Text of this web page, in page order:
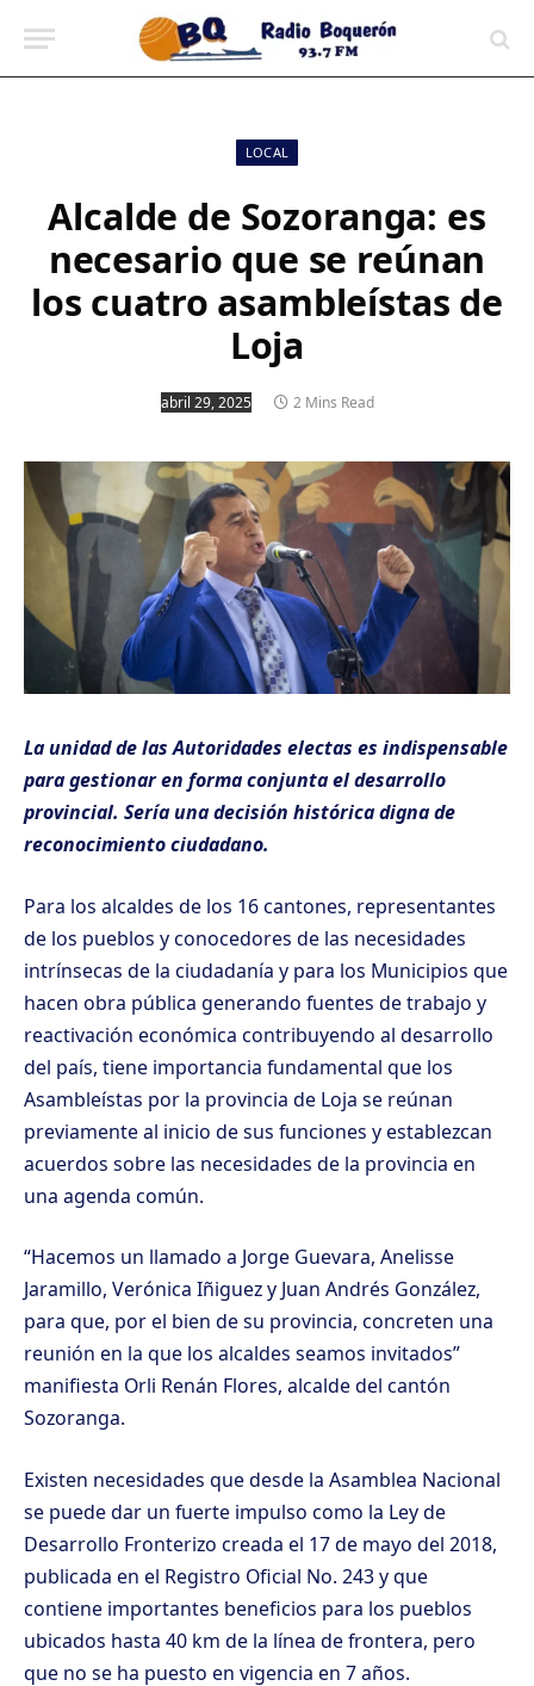
LOCAL
Alcalde de Sozoranga: es
necesario que se reúnan
los cuatro asambleístas de
Loja
abril 29, 2025 2 Mins Read
La unidad de las Autoridades electas es indispensable
para gestionar en forma conjunta el desarrollo
provincial. Sería una decisión histórica digna de
reconocimiento ciudadano.
Para los alcaldes de los 16 cantones, representantes
de los pueblos y conocedores de las necesidades
intrínsecas de la ciudadanía y para los Municipios que
hacen obra pública generando fuentes de trabajo y
reactivación económica contribuyendo al desarrollo
del país, tiene importancia fundamental que los
Asambleístas por la provincia de Loja se reúnan
previamente al inicio de sus funciones y establezcan
acuerdos sobre las necesidades de la provincia en
una agenda común.
“Hacemos un llamado a Jorge Guevara, Anelisse
Jaramillo, Verónica Iñiguez y Juan Andrés González,
para que, por el bien de su provincia, concreten una
reunión en la que los alcaldes seamos invitados”
manifiesta Orli Renán Flores, alcalde del cantón
Sozoranga.
Existen necesidades que desde la Asamblea Nacional
se puede dar un fuerte impulso como la Ley de
Desarrollo Fronterizo creada el 17 de mayo del 2018,
publicada en el Registro Oficial No. 243 y que
contiene importantes beneficios para los pueblos
ubicados hasta 40 km de la línea de frontera, pero
que no se ha puesto en vigencia en 7 años.